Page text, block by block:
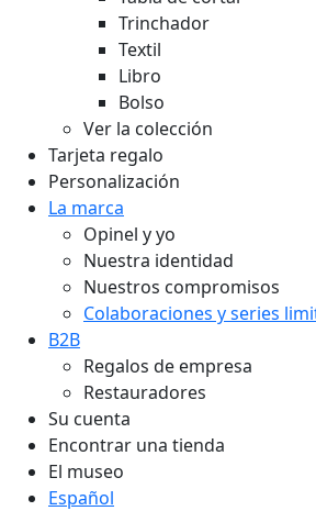
Trinchador
Textil
Libro
Bolso
Ver la colección
Tarjeta regalo
Personalización
La marca
Opinel y yo
Nuestra identidad
Nuestros compromisos
Colaboraciones y series
B2B
Regalos de empresa
Restauradores
Su cuenta
Encontrar una tienda
El museo
Español